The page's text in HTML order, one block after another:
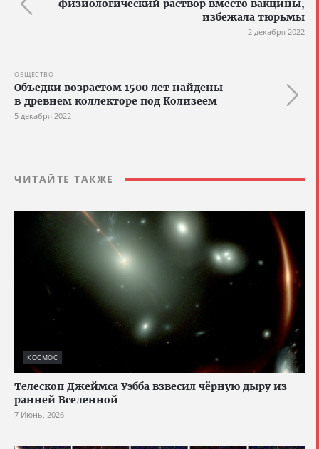
физиологический раствор вместо вакцины,
избежала тюрьмы
2 декабря 2022
ОБЩЕСТВО
Объедки возрастом 1500 лет найдены
в древнем коллекторе под Колизеем
5 декабря 2022
ЧИТАЙТЕ ТАКЖЕ
КОСМОС
Телескоп Джеймса Уэбба взвесил чёрную дыру из
ранней Вселенной
7 Июнь, 2026